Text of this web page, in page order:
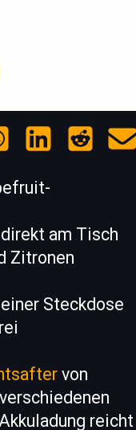
am Tisch
Zitronen
Steckdose
von
reicht